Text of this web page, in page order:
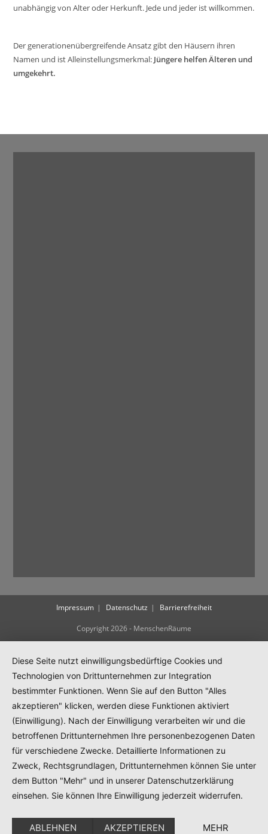
unabhängig von Alter oder Herkunft. Jede und jeder ist willkommen.
Der generationenübergreifende Ansatz gibt den Häusern ihren
Namen und ist Alleinstellungsmerkmal: Jüngere helfen Älteren und
umgekehrt.
Impressum Datenschutz Barrierefreiheit
Copyright 2026 - MenschenRäume
Diese Seite nutzt einwilligungsbedürftige Cookies und
Technologien von Drittunternehmen zur Integration
bestimmter Funktionen. Wenn Sie auf den Button "Alles
akzeptieren" klicken, werden diese Funktionen aktiviert
(Einwilligung). Nach der Einwilligung verarbeiten wir und die
betroffenen Drittunternehmen Ihre personenbezogenen Daten
für verschiedene Zwecke. Detaillierte Informationen zu
Zweck, Rechtsgrundlagen, Drittunternehmen können Sie unter
dem Button "Mehr" und in unserer Datenschutzerklärung
einsehen. Sie können Ihre Einwilligung jederzeit widerrufen.
ABLEHNEN AKZEPTIEREN MEHR